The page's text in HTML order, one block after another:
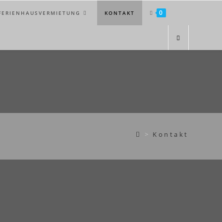
KONTAKT 0
> Kontakt